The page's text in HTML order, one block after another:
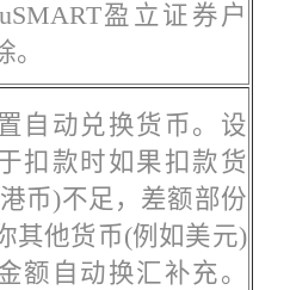
盈立证券户
。
自动兑换货币。设
扣款时如果扣款货
币)不足，差额部份
其他货币(例如美元)
额自动换汇补充。